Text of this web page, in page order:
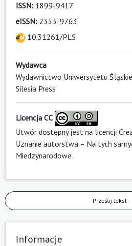
ISSN: 1899-9417
eISSN: 2353-9763
10.31261/PLS
Wydawca
Wydawnictwo Uniwersytetu
Silesia Press
Licencja CC
Utwór dostępny jest na licencji
Uznanie autorstwa – Na tych
Miedzynarodowe.
Prześlij tekst
Informacje